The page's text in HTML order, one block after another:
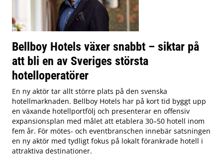
Bellboy Hotels växer snabbt – siktar på
att bli en av Sveriges största
hotelloperatörer
En ny aktör tar allt större plats på den svenska
hotellmarknaden. Bellboy Hotels har på kort tid byggt upp
en växande hotellportfölj och presenterar en offensiv
expansionsplan med målet att etablera 30–50 hotell inom
fem år. För mötes- och eventbranschen innebär satsningen
en ny aktör med tydligt fokus på lokalt förankrade hotell i
attraktiva destinationer.